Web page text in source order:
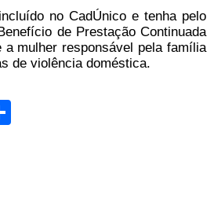
no CadÚnico e tenha pelo
de Prestação Continuada
mulher responsável pela família
de violência doméstica.